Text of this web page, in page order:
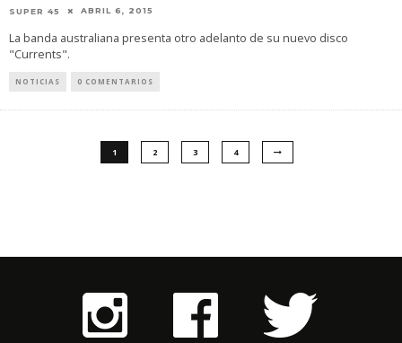
SUPER 45 ABRIL 6, 2015
La banda australiana presenta otro adelanto de su nuevo disco
"Currents".
NOTICIAS 0 COMENTARIOS
1 2 3 4